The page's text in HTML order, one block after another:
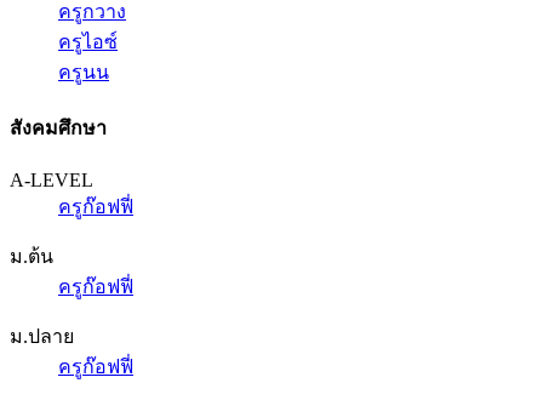
ครูกวาง
ครูไอซ์
ครูนน
สังคมศึกษา
A-LEVEL
ครูก๊อฟฟี่
ม.ต้น
ครูก๊อฟฟี่
ม.ปลาย
ครูก๊อฟฟี่